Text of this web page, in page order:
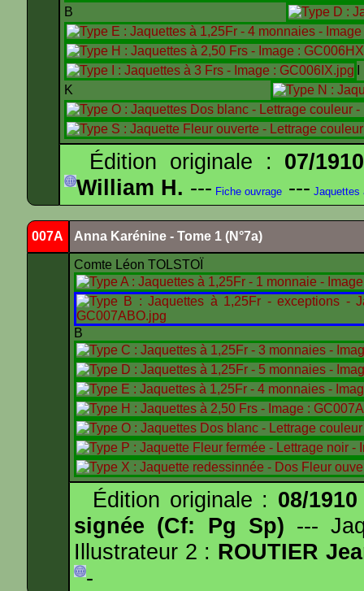
B
K
Édition originale : 07/1910
William H. --- Fiche ouvrage --- Jaquettes
007A Anna Karénine - Tome 1 (N°7a)
Comte Léon TOLSTOÏ
B
Édition originale : 08/1910
signée (Cf: Pg Sp) ---
Illustrateur 2 : ROUTIER
-